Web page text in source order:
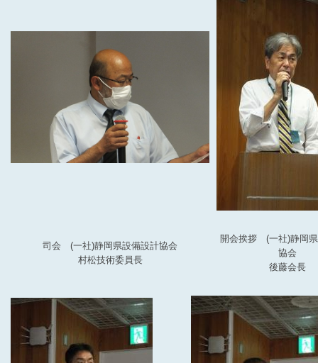
司会 (一社)静岡県設備設計協会
村松技術委員長
開会挨拶 (一社)静岡
協会
後藤会長